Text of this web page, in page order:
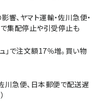
響、ヤマト運輸・佐川急便・
集配停止や引受停止も
」で注文額17％増。買い物
川急便、日本郵便で配送遅